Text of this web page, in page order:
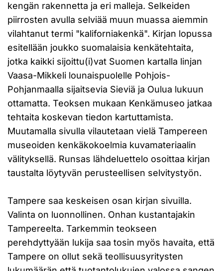
kengän rakennetta ja eri malleja. Selkeiden
piirrosten avulla selviää muun muassa aiemmin
vilahtanut termi "kaliforniakenkä". Kirjan lopussa
esitellään joukko suomalaisia kenkätehtaita,
jotka kaikki sijoittu(i)vat Suomen kartalla linjan
Vaasa-Mikkeli lounaispuolelle Pohjois-
Pohjanmaalla sijaitsevia Sieviä ja Oulua lukuun
ottamatta. Teoksen mukaan Kenkämuseo jatkaa
tehtaita koskevan tiedon kartuttamista.
Muutamalla sivulla vilautetaan vielä Tampereen
museoiden kenkäkokoelmia kuvamateriaalin
välityksellä. Runsas lähdeluettelo osoittaa kirjan
taustalta löytyvän perusteellisen selvitystyön.
Tampere saa keskeisen osan kirjan sivuilla.
Valinta on luonnollinen. Onhan kustantajakin
Tampereelta. Tarkemmin teokseen
perehdyttyään lukija saa tosin myös havaita, että
Tampere on ollut sekä teollisuusyritysten